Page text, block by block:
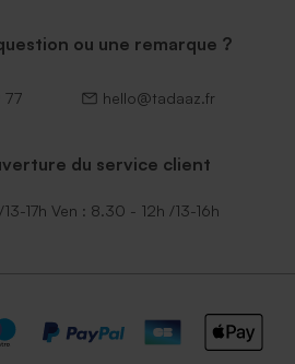
ou une remarque ?
hello@tadaaz.fr
du service client
17h Ven : 8.30 - 12h /13-16h